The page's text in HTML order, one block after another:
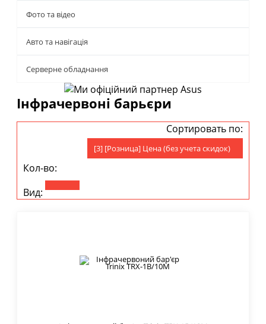
Фото та відео
Авто та навігація
Серверне обладнання
Інфрачервоні барьєри
Сортировать по:
[3] [Розница] Цена (без учета скидок)
Кол-во:
Вид: